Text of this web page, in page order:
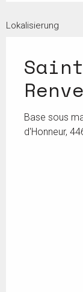
Lokalisierung
Base sous
d'Honneur,